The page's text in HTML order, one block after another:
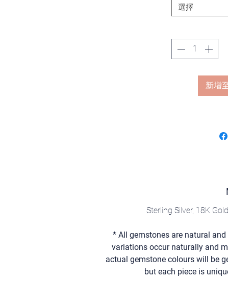
選擇
新增
Sterling Silver, 18K
* All gemstones are natural
variations occur naturally and
actual gemstone colours will be
but each piece is